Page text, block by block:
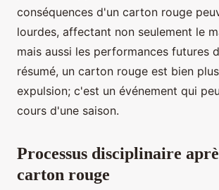
conséquences d'un carton rouge
lourdes, affectant non seulement le
mais aussi les performances futures
résumé, un carton rouge est bien
expulsion; c'est un événement qui
cours d'une saison.
Processus disciplinaire
carton rouge